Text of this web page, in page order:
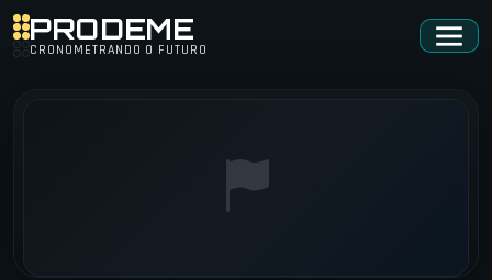
PRODEME
CRONOMETRANDO O FUTURO